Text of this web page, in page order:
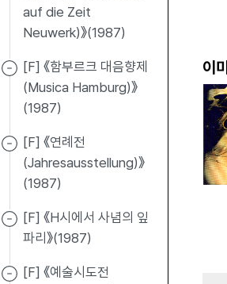
auf die Zeit
Neuwerk)》(1987)
[F] 《함부르크 대음향제
(Musica Hamburg)》
(1987)
[F] 《연례전
(Jahresausstellung)》
(1987)
[F] 《H시에서 사념의 잎
파리》(1987)
[F] 《예술시도전
이